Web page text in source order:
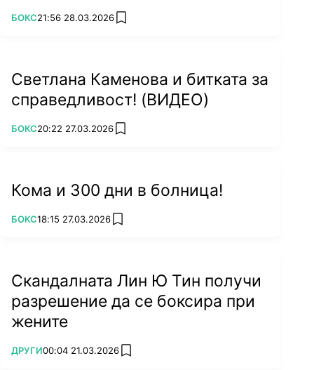
ПОВЕЧЕ ОТ
БОКС21:56 28.03.2026 add favorites
Светлана Каменова и битката за
справедливост! (ВИДЕО)
ПОВЕЧЕ ОТ
БОКС20:22 27.03.2026 add favorites
Кома и 300 дни в болница!
ПОВЕЧЕ ОТ
БОКС18:15 27.03.2026 add favorites
Скандалната Лин Ю Тин получи
разрешение да се боксира при
жените
ПОВЕЧЕ ОТ
ДРУГИ00:04 21.03.2026 add favorites